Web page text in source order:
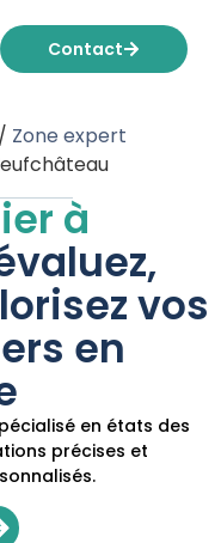
Contact
à
vos
en
en états des
précises et
/ Zone expert